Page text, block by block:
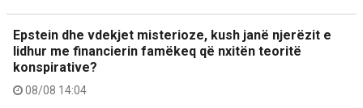
Epstein dhe vdekjet misterioze, kush janë njerëzit e
lidhur me financierin famëkeq që nxitën teoritë
konspirative?
08/08 14:04